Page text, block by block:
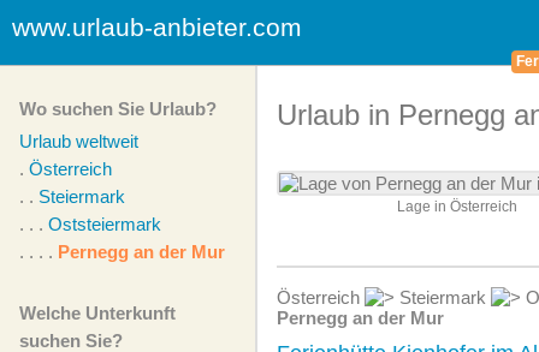
www.urlaub-anbieter.com
Wo suchen Sie Urlaub?
Urlaub weltweit
. Österreich
. . Steiermark
. . . Oststeiermark
. . . . Pernegg an der Mur
Welche Unterkunft
suchen Sie?
Urlaub in Pernegg
Lage in Österreich
Österreich Steiermark
Pernegg an der Mur